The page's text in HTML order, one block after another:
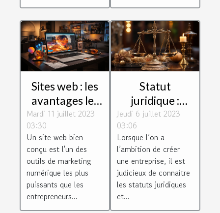
Sites web : les
avantages les
plus
importants
d'avoir un site
web
Mardi 11 juillet 2023
03:30
Un site web bien
conçu est l'un des
outils de marketing
numérique les plus
puissants que les
entrepreneurs...
Statut
juridique :
Comment
choisir le bon
pour son
entreprise ?
Jeudi 6 juillet 2023
03:06
Lorsque l’on a
l’ambition de créer
une entreprise, il est
judicieux de connaitre
les statuts juridiques
et...